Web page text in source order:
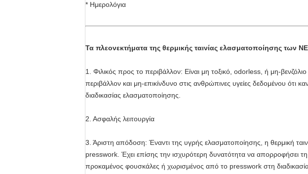
* Ημερολόγια
Τα πλεονεκτήματα της θερμικής ταινίας ελασματοποίησης των
1. Φιλικός προς το περιβάλλον: Είναι μη τοξικό, odorless, ή μη-
περιβάλλον και μη-επικίνδυνο στις ανθρώπινες υγείες δεδομένου ότι
διαδικασίας ελασματοποίησης.
2. Ασφαλής λειτουργία
3. Άριστη απόδοση: Έναντι της υγρής ελασματοποίησης, η θερμική
presswork. Έχει επίσης την ισχυρότερη δυνατότητα να απορροφήσει
προκαμένος φουσκάλες ή χωρισμένος από το presswork στη